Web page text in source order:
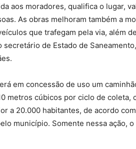
aos moradores, qualifica o lugar,
As obras melhoram também a
que trafegam pela via, além
de Estado de
em concessão de uso um
metros cúbicos por ciclo de coleta,
a 20.000 habitantes, de acordo
município. Somente nessa ação,